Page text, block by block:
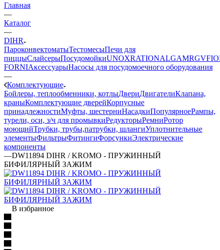
Главная
—
Каталог
—
DIHR
ПароконвектоматыТестомесыПечи для
пиццыСлайсерыПосудомойкиUNOXRATIONALGAMRGV
FORNIАксессуарыНасосы для посудомоечного оборудования
—
Комплектующие
Бойлеры, теплообменники, котлыДвериДвигателиКлапана,
краныКомплектующие дверейКорпусные
принадлежностиМуфты, шестерниНасадкиПопулярноеРампы,
турели, оси, з/ч для промывкиРедукторыРемниРотор
моющийТрубки, трубы,патрубки, шлангиУплотнительные
элементыФильтрыФитингиФорсункиЭлектрические
компоненты
—DW11894 DIHR / KROMO - ПРУЖИННЫЙ
БИФИЛЯРНЫЙ ЗАЖИМ
В избранное